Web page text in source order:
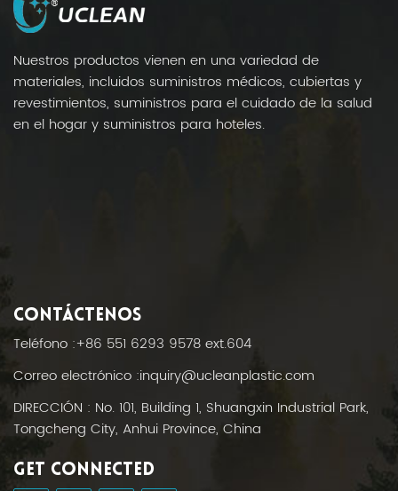
Nuestros productos vienen en una variedad de
materiales, incluidos suministros médicos, cubiertas y
revestimientos, suministros para el cuidado de la salud
en el hogar y suministros para hoteles.
CONTÁCTENOS
Teléfono :+86 551 6293 9578 ext.604
Correo electrónico :inquiry@ucleanplastic.com
DIRECCIÓN : No. 101, Building 1, Shuangxin Industrial Park,
Tongcheng City, Anhui Province, China
GET CONNECTED